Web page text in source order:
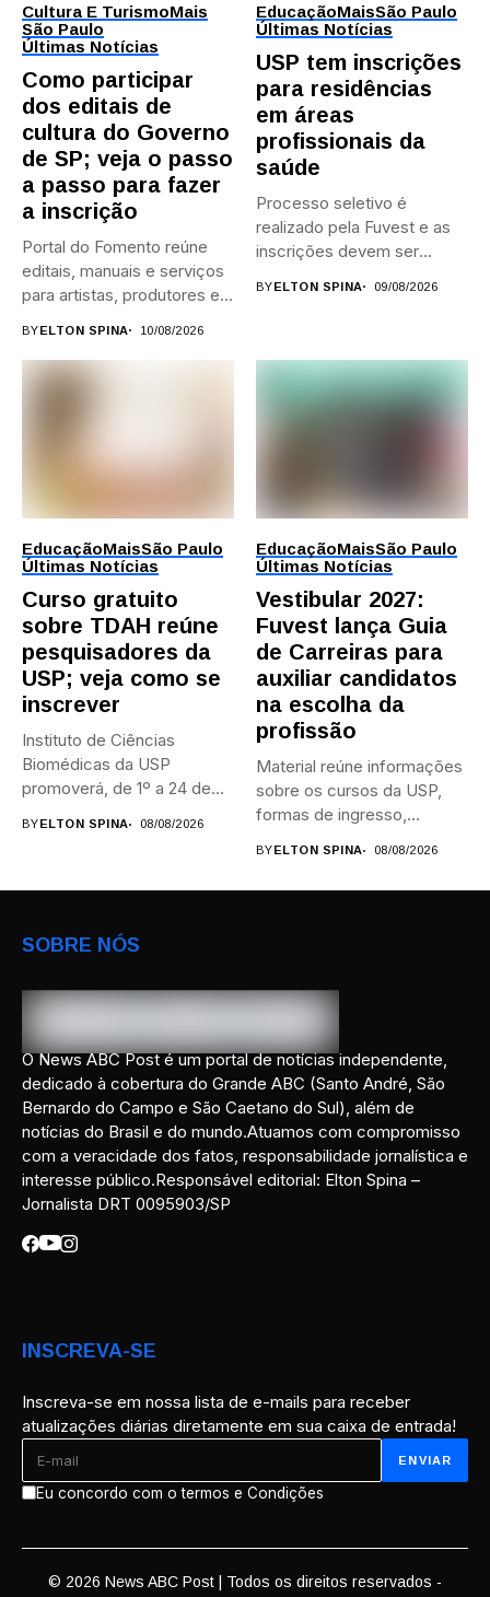
Cultura E TurismoMais
São Paulo
Últimas Notícias
Como participar
dos editais de
cultura do Governo
de SP; veja o passo
a passo para fazer
a inscrição
Portal do Fomento reúne
editais, manuais e serviços
para artistas, produtores e...
BYELTON SPINA 10/08/2026
EducaçãoMaisSão Paulo
Últimas Notícias
USP tem inscrições
para residências
em áreas
profissionais da
saúde
Processo seletivo é
realizado pela Fuvest e as
inscrições devem ser
BYELTON SPINA 09/08/2026
EducaçãoMaisSão Paulo
Últimas Notícias
Curso gratuito
sobre TDAH reúne
pesquisadores da
USP; veja como se
inscrever
Instituto de Ciências
Biomédicas da USP
promoverá, de 1º a 24 de...
BYELTON SPINA 08/08/2026
EducaçãoMaisSão Paulo
Últimas Notícias
Vestibular 2027:
Fuvest lança Guia
de Carreiras para
auxiliar candidatos
na escolha da
profissão
Material reúne informações
sobre os cursos da USP,
formas de ingresso,
BYELTON SPINA 08/08/2026
SOBRE NÓS
O News ABC Post é um portal de notícias independente,
dedicado à cobertura do Grande ABC (Santo André, São
Bernardo do Campo e São Caetano do Sul), além de
notícias do Brasil e do mundo.Atuamos com compromisso
com a veracidade dos fatos, responsabilidade jornalística e
interesse público.Responsável editorial: Elton Spina –
Jornalista DRT 0095903/SP
INSCREVA-SE
Inscreva-se em nossa lista de e-mails para receber
atualizações diárias diretamente em sua caixa de entrada!
Eu concordo com o termos e Condições
© 2026 News ABC Post | Todos os direitos reservados -